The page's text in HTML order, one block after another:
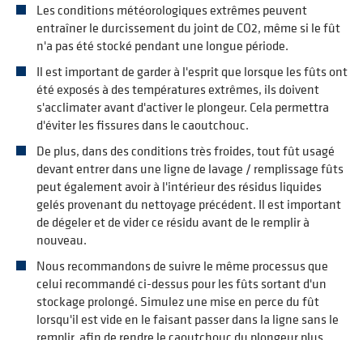
Les conditions météorologiques extrêmes peuvent
entraîner le durcissement du joint de CO2, même si le fût
n'a pas été stocké pendant une longue période.
Il est important de garder à l'esprit que lorsque les fûts ont
été exposés à des températures extrêmes, ils doivent
s'acclimater avant d'activer le plongeur. Cela permettra
d'éviter les fissures dans le caoutchouc.
De plus, dans des conditions très froides, tout fût usagé
devant entrer dans une ligne de lavage / remplissage fûts
peut également avoir à l'intérieur des résidus liquides
gelés provenant du nettoyage précédent. Il est important
de dégeler et de vider ce résidu avant de le remplir à
nouveau.
Nous recommandons de suivre le même processus que
celui recommandé ci-dessus pour les fûts sortant d'un
stockage prolongé. Simulez une mise en perce du fût
lorsqu'il est vide en le faisant passer dans la ligne sans le